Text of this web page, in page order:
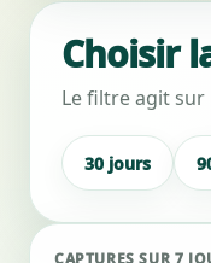
Choisir
Le filtre agit sur
30 jours
CAPTURES SUR 7